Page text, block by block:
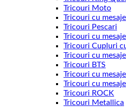
Tricouri Moto
Tricouri cu
Tricouri Pescari
Tricouri cu
Tricouri Cupluri
Tricouri cu
Tricouri BTS
Tricouri cu
Tricouri cu
Tricouri ROCK
Tricouri Metallica